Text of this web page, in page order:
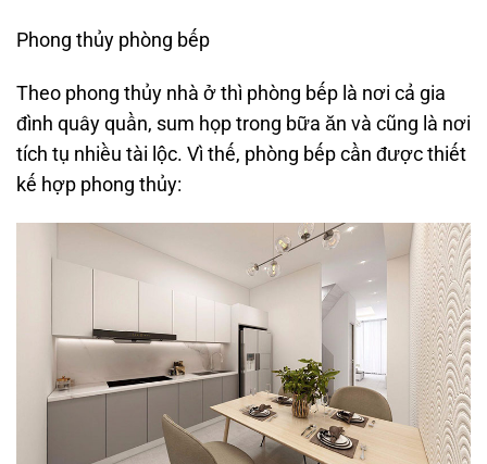
Phong thủy phòng bếp
Theo phong thủy nhà ở thì phòng bếp là nơi cả gia
đình quây quần, sum họp trong bữa ăn và cũng là nơi
tích tụ nhiều tài lộc. Vì thế, phòng bếp cần được thiết
kế hợp phong thủy: